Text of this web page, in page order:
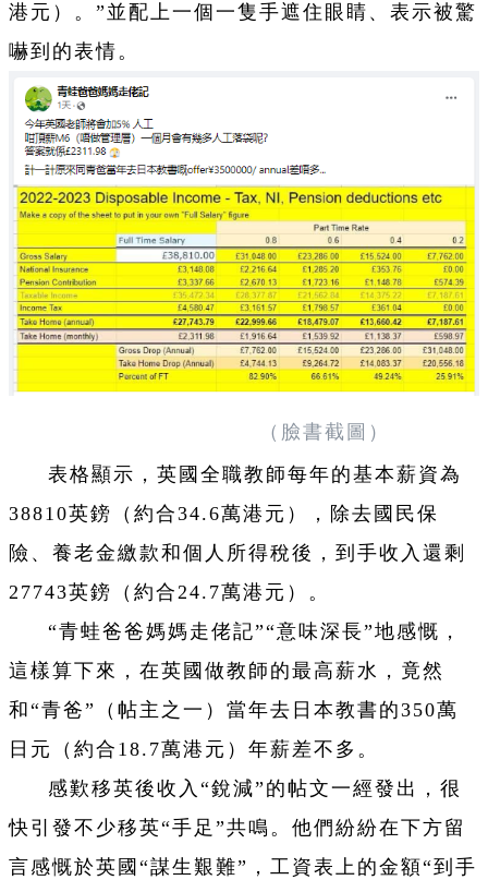
港元）。”並配上一個一隻手遮住眼睛、表示被驚
嚇到的表情。
（臉書截圖）
表格顯示，英國全職教師每年的基本薪資為
38810英鎊（約合34.6萬港元），除去國民保
險、養老金繳款和個人所得稅後，到手收入還剩
27743英鎊（約合24.7萬港元）。
“青蛙爸爸媽媽走佬記”“意味深長”地感慨，
這樣算下來，在英國做教師的最高薪水，竟然
和“青爸”（帖主之一）當年去日本教書的350萬
日元（約合18.7萬港元）年薪差不多。
感歎移英後收入“銳減”的帖文一經發出，很
快引發不少移英“手足”共鳴。他們紛紛在下方留
言感慨於英國“謀生艱難”，工資表上的金額“到手